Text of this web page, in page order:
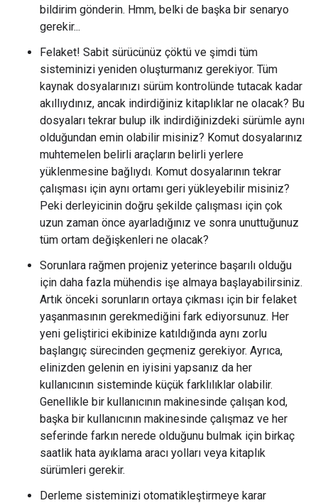
bildirim gönderin. Hmm, belki de başka bir senaryo
gerekir...
Felaket! Sabit sürücünüz çöktü ve şimdi tüm
sisteminizi yeniden oluşturmanız gerekiyor. Tüm
kaynak dosyalarınızı sürüm kontrolünde tutacak kadar
akıllıydınız, ancak indirdiğiniz kitaplıklar ne olacak? Bu
dosyaları tekrar bulup ilk indirdiğinizdeki sürümle aynı
olduğundan emin olabilir misiniz? Komut dosyalarınız
muhtemelen belirli araçların belirli yerlere
yüklenmesine bağlıydı. Komut dosyalarının tekrar
çalışması için aynı ortamı geri yükleyebilir misiniz?
Peki derleyicinin doğru şekilde çalışması için çok
uzun zaman önce ayarladığınız ve sonra unuttuğunuz
tüm ortam değişkenleri ne olacak?
Sorunlara rağmen projeniz yeterince başarılı olduğu
için daha fazla mühendis işe almaya başlayabilirsiniz.
Artık önceki sorunların ortaya çıkması için bir felaket
yaşanmasının gerekmediğini fark ediyorsunuz. Her
yeni geliştirici ekibinize katıldığında aynı zorlu
başlangıç sürecinden geçmeniz gerekiyor. Ayrıca,
elinizden gelenin en iyisini yapsanız da her
kullanıcının sisteminde küçük farklılıklar olabilir.
Genellikle bir kullanıcının makinesinde çalışan kod,
başka bir kullanıcının makinesinde çalışmaz ve her
seferinde farkın nerede olduğunu bulmak için birkaç
saatlik hata ayıklama aracı yolları veya kitaplık
sürümleri gerekir.
Derleme sisteminizi otomatikleştirmeye karar